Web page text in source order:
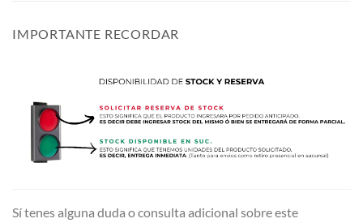
IMPORTANTE RECORDAR
Sí tenes alguna duda o consulta adicional sobre este